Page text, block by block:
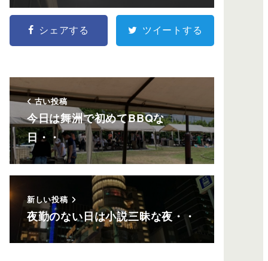
シェアする ツイートする
古い投稿
今日は舞洲で初めてBBQな
日・・
新しい投稿
夜勤のない日は小説三昧な夜・・